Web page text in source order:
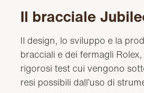
Il bracciale
Il design, lo sviluppo e la
bracciali e dei fermagli
rigorosi test cui vengono
resi possibili dall’uso di